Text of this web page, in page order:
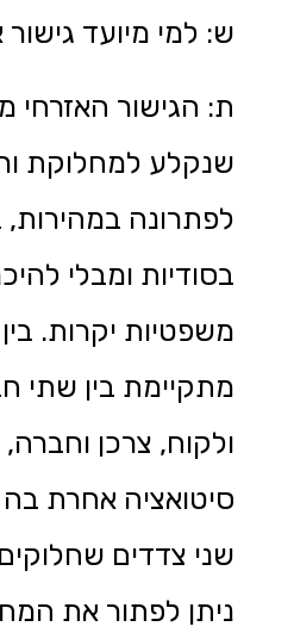
ש: למי מיועד גישור
ת: הגישור האזרחי
שנקלע למחלוקת
לפתרונה במהירות,
בסודיות ומבלי
משפטיות יקרות.
מתקיימת בין שתי
ולקוח, צרכן
סיטואציה אחרת בה
שני צדדים
ניתן לפתור את